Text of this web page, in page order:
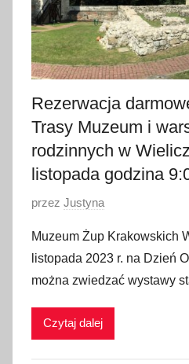
Rezerwacja
Trasy Muzeum i
rodzinnych w
listopada godzina
O
u
b
l
i
przez Justyna
Muzeum Żup Krakowskich
listopada 2023 r. na Dzień
można zwiedzać wystawy
Czytaj dalej